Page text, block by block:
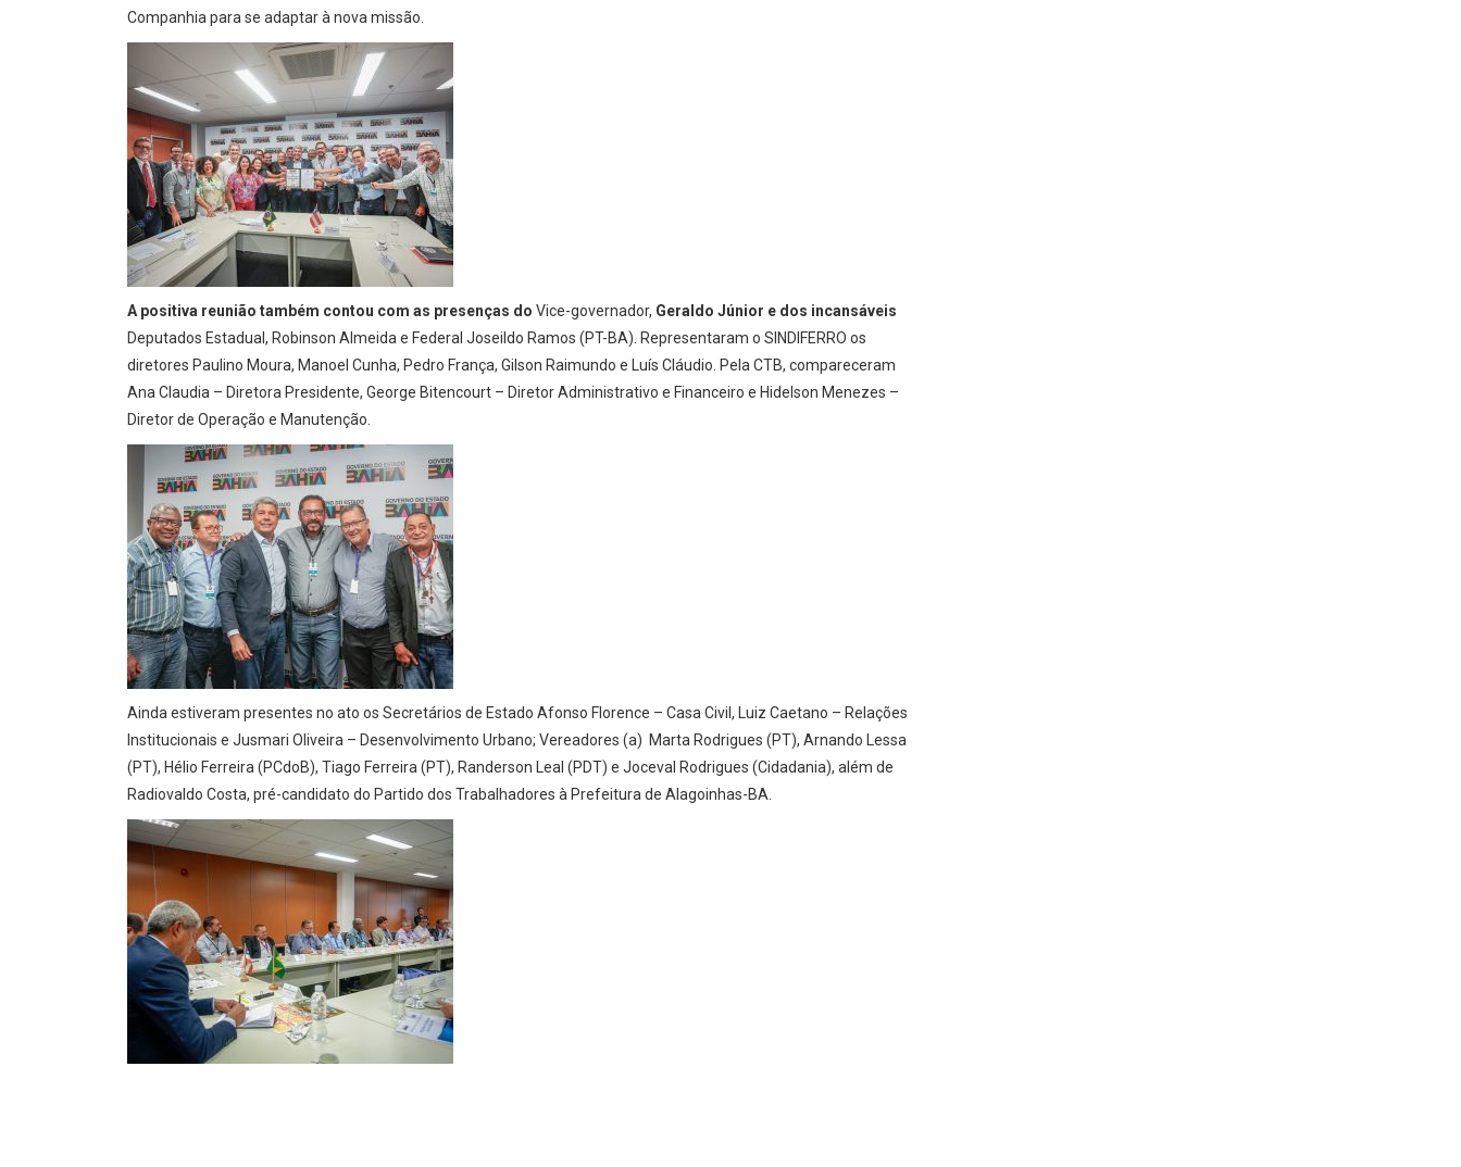
Companhia para se adaptar à nova missão.
A positiva reunião também contou com as presenças do Vice-governador, Geraldo Júnior e dos incansáveis
Deputados Estadual, Robinson Almeida e Federal Joseildo Ramos (PT-BA). Representaram o SINDIFERRO os
diretores Paulino Moura, Manoel Cunha, Pedro França, Gilson Raimundo e Luís Cláudio. Pela CTB, compareceram
Ana Claudia – Diretora Presidente, George Bitencourt – Diretor Administrativo e Financeiro e Hidelson Menezes –
Diretor de Operação e Manutenção.
Ainda estiveram presentes no ato os Secretários de Estado Afonso Florence – Casa Civil, Luiz Caetano – Relações
Institucionais e Jusmari Oliveira – Desenvolvimento Urbano; Vereadores (a) Marta Rodrigues (PT), Arnando Lessa
(PT), Hélio Ferreira (PCdoB), Tiago Ferreira (PT), Randerson Leal (PDT) e Joceval Rodrigues (Cidadania), além de
Radiovaldo Costa, pré-candidato do Partido dos Trabalhadores à Prefeitura de Alagoinhas-BA.